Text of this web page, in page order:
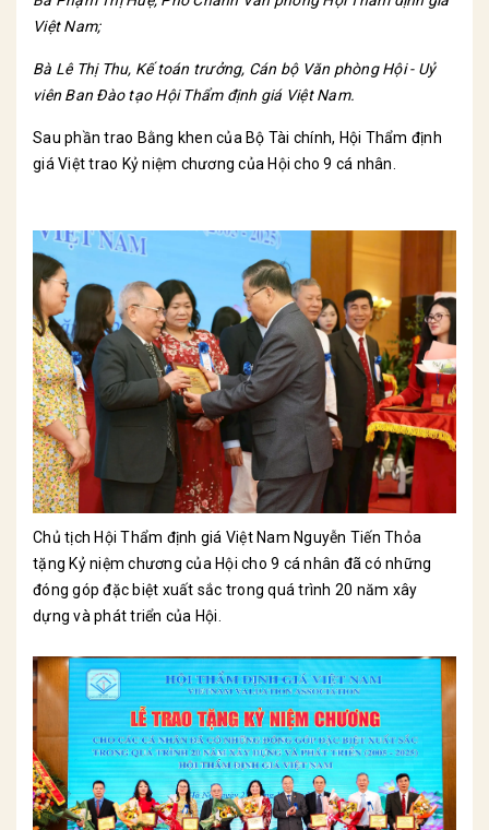
Việt Nam;
Bà Lê Thị Thu, Kế toán trưởng, Cán bộ Văn phòng Hội - Uỷ
viên Ban Đào tạo Hội Thẩm định giá Việt Nam.
Sau phần trao Bằng khen của Bộ Tài chính, Hội Thẩm định
giá Việt trao Kỷ niệm chương của Hội cho 9 cá nhân.
Chủ tịch Hội Thẩm định giá Việt Nam Nguyễn Tiến Thỏa
tặng Kỷ niệm chương của Hội cho 9 cá nhân đã có những
đóng góp đặc biệt xuất sắc trong quá trình 20 năm xây
dựng và phát triển của Hội.